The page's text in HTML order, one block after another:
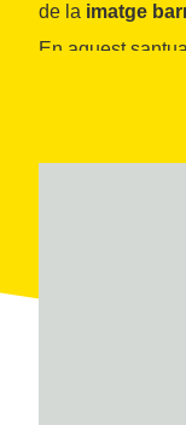
de la imatge
En aquest
roca mil·lenària